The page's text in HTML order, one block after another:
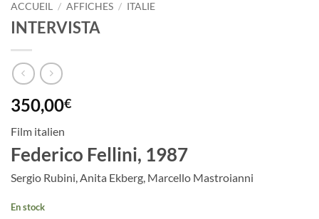
ACCUEIL / AFFICHES / ITALIE
INTERVISTA
350,00€
Film italien
Federico Fellini, 1987
Sergio Rubini, Anita Ekberg, Marcello Mastroianni
En stock